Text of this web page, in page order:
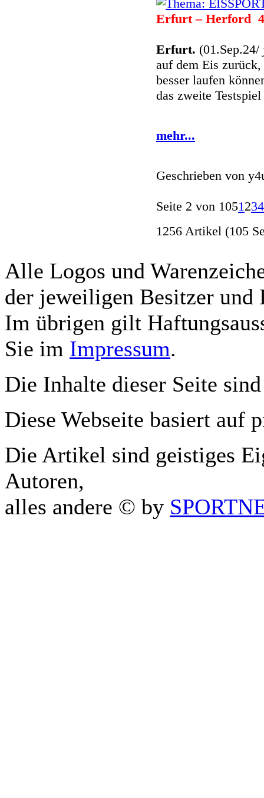
Erfurt – Herford
Erfurt. (01.Sep.24/
auf dem Eis
besser laufen
das zweite
mehr...
Geschrieben von
Seite 2 von 1051 234
1256 Artikel (105
Alle Logos und
der jeweiligen Besitzer und
Im übrigen gilt
Sie im Impressum.
Die Inhalte dieser Seite
Diese Webseite basiert auf
Die Artikel sind geistiges
Autoren,
alles andere © by